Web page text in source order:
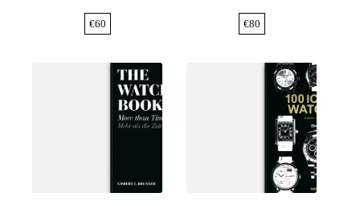
€60 €80